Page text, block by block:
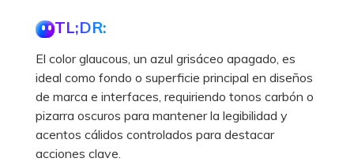
TL;DR:
El color glaucous, un azul grisáceo apagado, es
ideal como fondo o superficie principal en diseños
de marca e interfaces, requiriendo tonos carbón o
pizarra oscuros para mantener la legibilidad y
acentos cálidos controlados para destacar
acciones clave.